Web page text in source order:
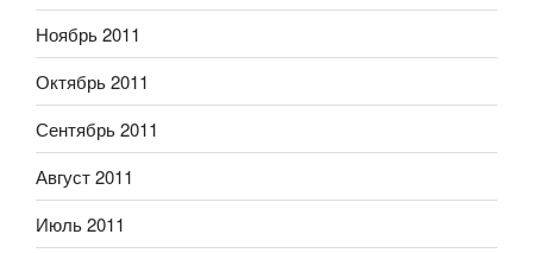
Ноябрь 2011
Октябрь 2011
Сентябрь 2011
Август 2011
Июль 2011